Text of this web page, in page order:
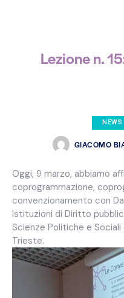
Lezione n.
GIACOMO
Oggi, 9 marzo, abbiamo
coprogrammazione,
convenzionamento con
Istituzioni di Diritto
Scienze Politiche e
Trieste.